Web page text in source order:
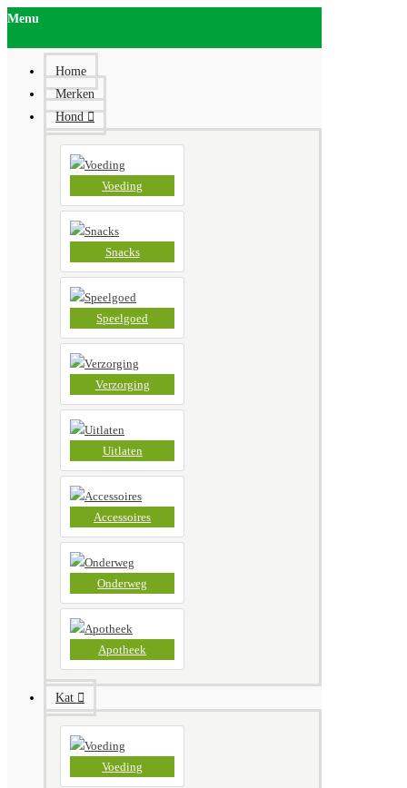
Menu
Home
Merken
Hond
Voeding
Snacks
Speelgoed
Verzorging
Uitlaten
Accessoires
Onderweg
Apotheek
Kat
Voeding